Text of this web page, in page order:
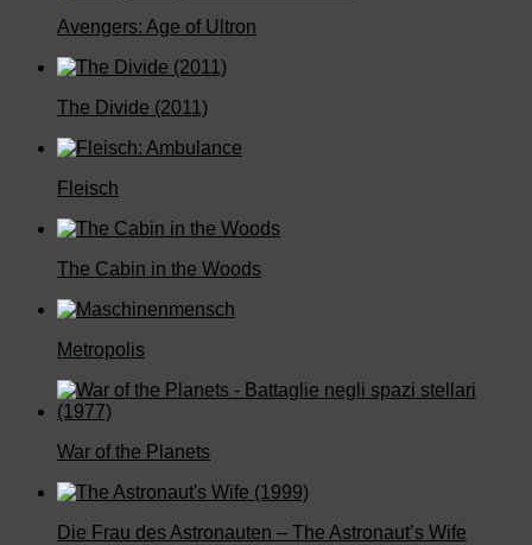
Avengers: Age of Ultron
The Divide (2011)
Fleisch
The Cabin in the Woods
Metropolis
War of the Planets
Die Frau des Astronauten – The Astronaut’s Wife